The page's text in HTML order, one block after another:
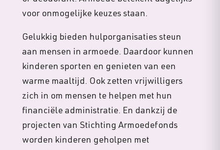
voor onmogelijke keuzes staan.
Gelukkig bieden hulporganisaties steun
aan mensen in armoede. Daardoor kunnen
kinderen sporten en genieten van een
warme maaltijd. Ook zetten vrijwilligers
zich in om mensen te helpen met hun
financiële administratie. En dankzij de
projecten van Stichting Armoedefonds
worden kinderen geholpen met